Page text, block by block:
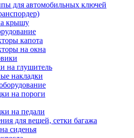
для автомобильных ключей
крышу
капота
на окна
на глушитель
накладки
на пороги
на педали
для вещей, сетки багажа
сиденья